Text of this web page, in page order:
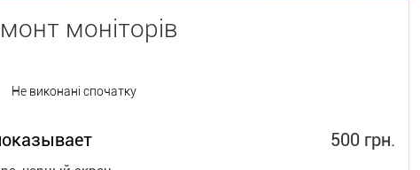
моніторів
Не виконані спочатку
500 грн.